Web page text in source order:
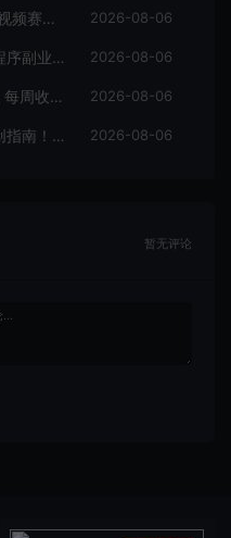
（19737期）2026名人语录短视频赛道全攻略；从文案撰写到声音克隆部署，系统掌握涨粉变现双赢制作技术 2026-08-06
（19736期）别再瞎打工！小程序副业每天稳定躺赚200+ 2026-08-06
（19735期）steam游戏搬砖，每周收益20-80%，只需操作1-2个小时，月入稳稳过万，零风险长期做 2026-08-06
（19734期）老韭菜必看的网创指南！了解项目类型，才能找到好的项目，才能拿到想要的结果 2026-08-06
暂无评论